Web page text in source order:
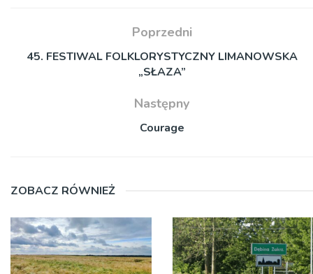
Poprzedni
45. FESTIWAL FOLKLORYSTYCZNY LIMANOWSKA
„SŁAZA”
Następny
Courage
ZOBACZ RÓWNIEŻ